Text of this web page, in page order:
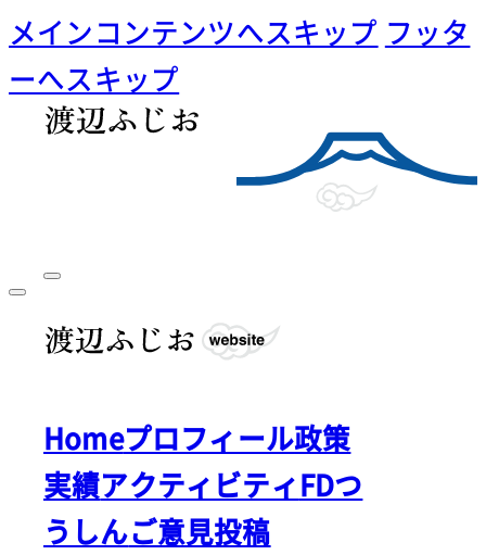
メインコンテンツへスキップ フッタ
ーへスキップ
Homeプロフィール政策
実績アクティビティFDつ
うしんご意見投稿